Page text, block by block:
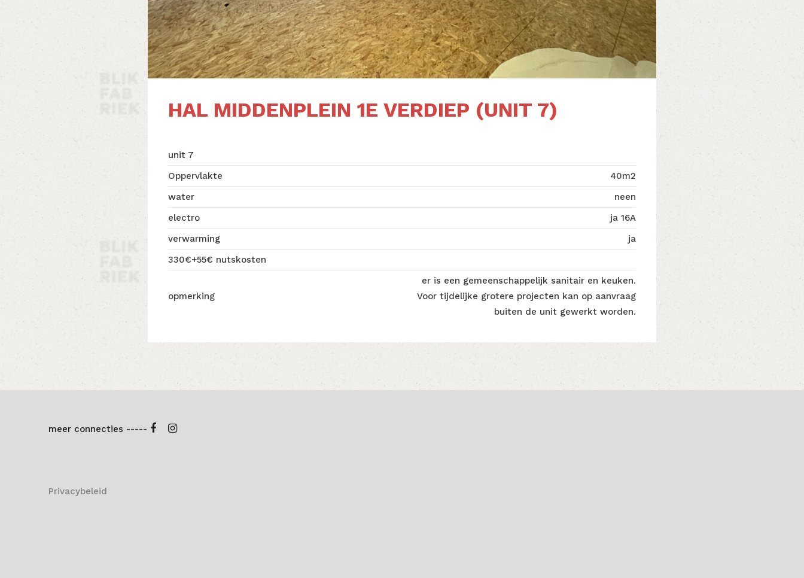
HAL MIDDENPLEIN 1E VERDIEP (UNIT 7)
unit 7
Oppervlakte
40m2
water
neen
electro
ja 16A
verwarming
ja
330€+55€ nutskosten
opmerking
er is een gemeenschappelijk sanitair en keuken.
Voor tijdelijke grotere projecten kan op aanvraag
buiten de unit gewerkt worden.
meer connecties -----
Privacybeleid